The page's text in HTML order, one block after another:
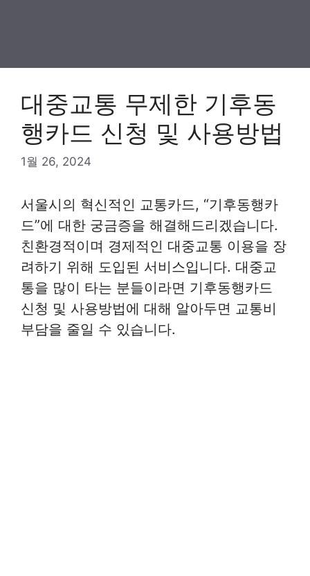
대중교통 무제한 기후동
행카드 신청 및 사용방법
1월 26, 2024
서울시의 혁신적인 교통카드, “기후동행카
드”에 대한 궁금증을 해결해드리겠습니다.
친환경적이며 경제적인 대중교통 이용을 장
려하기 위해 도입된 서비스입니다. 대중교
통을 많이 타는 분들이라면 기후동행카드
신청 및 사용방법에 대해 알아두면 교통비
부담을 줄일 수 있습니다.